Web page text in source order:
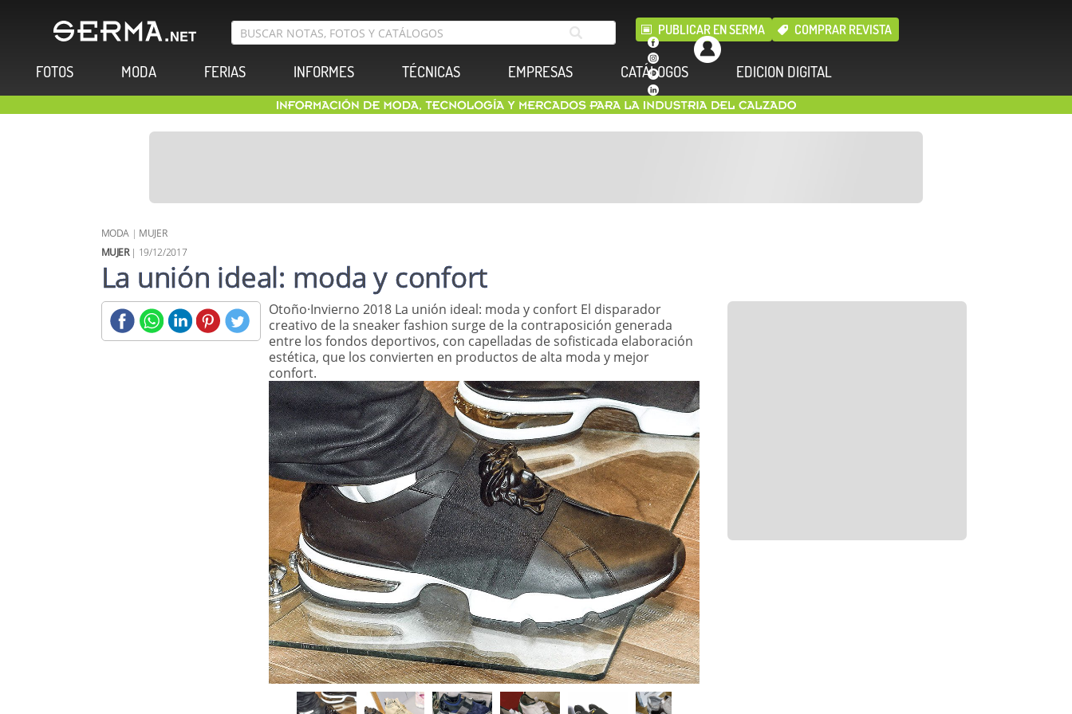
PUBLICAR EN SERMA COMPRAR REVISTA
FOTOS MODA FERIAS INFORMES TÉCNICAS EMPRESAS CATÁLOGOS EDICION DIGITAL
MODA | MUJER
MUJER| 19/12/2017
La unión ideal: moda y confort
Otoño·Invierno 2018 La unión ideal: moda y confort El disparador
creativo de la sneaker fashion surge de la contraposición generada
entre los fondos deportivos, con capelladas de sofisticada elaboración
estética, que los convierten en productos de alta moda y mejor
confort.